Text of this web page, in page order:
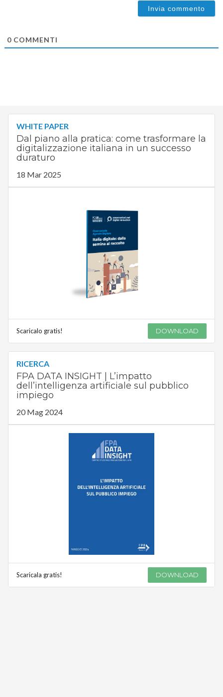
0COMMENTI
WHITE PAPER
Dal piano alla pratica: come trasformare la
digitalizzazione italiana in un successo
duraturo
18 Mar 2025
Scaricalo gratis! DOWNLOAD
RICERCA
FPA DATA INSIGHT | L’impatto
dell’intelligenza artificiale sul pubblico
impiego
20 Mag 2024
Scaricala gratis! DOWNLOAD